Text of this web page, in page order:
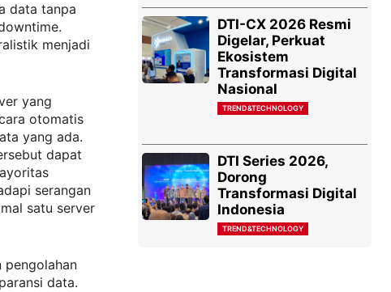
data tanpa
menjadi
yang
otomatis
yang ada.
dapat
serangan
satu server
pengolahan
data.
DTI-CX 2026 Resmi
Digelar, Perkuat
Ekosistem
Transformasi Digital
Nasional
TREND&TECHNOLOGY
DTI Series 2026,
Dorong
Transformasi Digital
Indonesia
TREND&TECHNOLOGY